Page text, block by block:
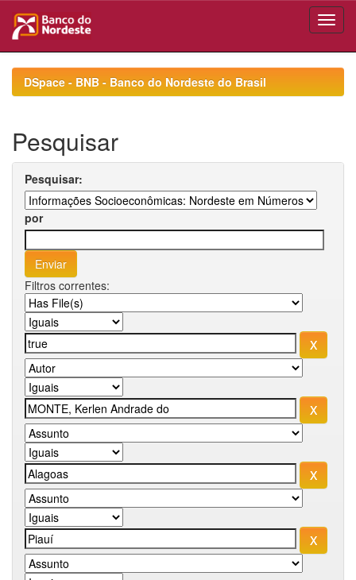
navigationDSpace - BNB - Banco do Nordeste do Brasil
Pesquisar
Pesquisar:
por
Filtros correntes: